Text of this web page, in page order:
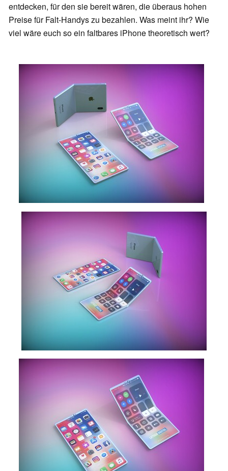
entdecken, für den sie bereit wären, die überaus hohen
Preise für Falt-Handys zu bezahlen. Was meint ihr? Wie
viel wäre euch so ein faltbares iPhone theoretisch wert?